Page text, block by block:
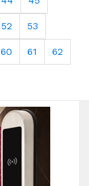
52 53
60 61 62